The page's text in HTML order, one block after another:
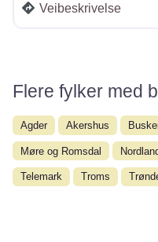
Veibeskrivelse
Flere fylker med
Agder Akershus
Møre og Romsdal
Telemark Troms